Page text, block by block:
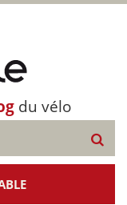
du vélo